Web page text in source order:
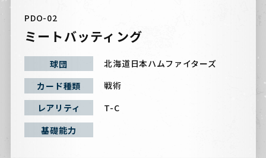
PDO-02
ミートバッティング
球団
北海道日本ハムファイターズ
カード種類
戦術
レアリティ
T-C
基礎能力